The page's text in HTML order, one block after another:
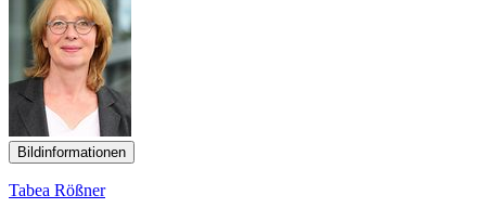
Bildinformationen
Tabea Rößner